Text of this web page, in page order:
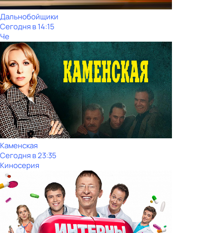
Дальнобойщики
Сегодня в 14:15
Че
Каменская
Сегодня в 23:35
Киносерия